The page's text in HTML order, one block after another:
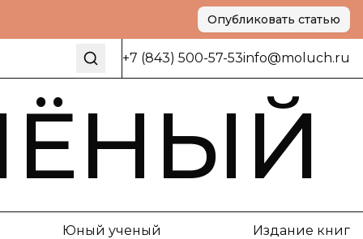
Опубликовать статью
+7 (843) 500-57-53info@moluch.ru
Юный ученый Издание книг